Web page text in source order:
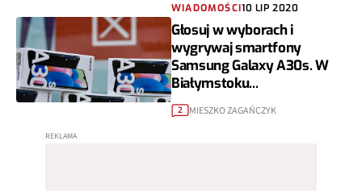
WIADOMOŚCI10 LIP 2020
Głosuj w wyborach i
wygrywaj smartfony
Samsung Galaxy A30s. W
Białymstoku...
2 MIESZKO ZAGAŃCZYK